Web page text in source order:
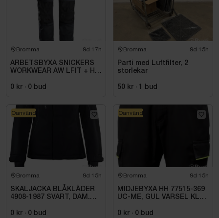
Bromma 9d 17h
ARBETSBYXA SNICKERS
WORKWEAR AW LFIT + HF
0 kr · 0 bud
Bromma 9d 15h
Parti med Luftfilter, 2
storlekar
50 kr · 1 bud
Bromma 9d 15h
SKALJACKA BLÅKLÄDER
4908-1987 SVART, DAM.
0 kr · 0 bud
Oanvänd
Bromma 9d 15h
MIDJEBYXA HH 77515-369
UC-ME, GUL VARSEL KL1.
0 kr · 0 bud
Oanvänd